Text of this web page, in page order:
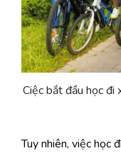
Ciệc bắt đầu học
Tuy nhiên, việc học